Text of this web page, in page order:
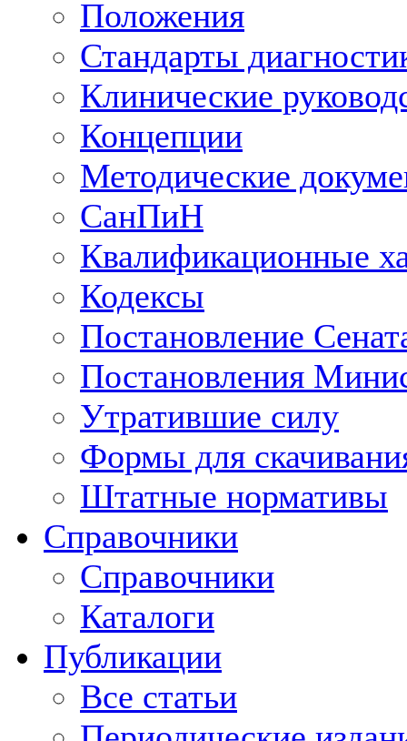
Положения
Стандарты
Клинические
Концепции
Методические
СанПиН
Квалификационные
Кодексы
Постановление
Постановления
Утратившие силу
Формы для
Штатные нормативы
Справочники
Справочники
Каталоги
Публикации
Все статьи